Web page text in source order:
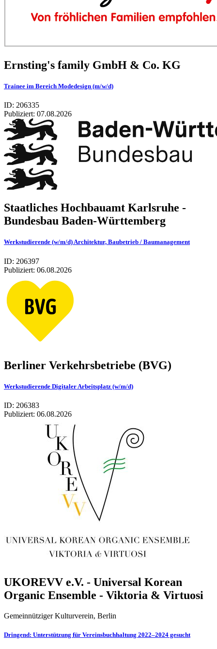
Ernsting's family GmbH & Co. KG
Trainee im Bereich Modedesign (m/w/d)
ID: 206335
Publiziert: 07.08.2026
Staatliches Hochbauamt Karlsruhe -
Bundesbau Baden-Württemberg
Werkstudierende (w/m/d) Architektur, Baubetrieb / Baumanagement
ID: 206397
Publiziert: 06.08.2026
Berliner Verkehrsbetriebe (BVG)
Werkstudierende Digitaler Arbeitsplatz (w/m/d)
ID: 206383
Publiziert: 06.08.2026
UKOREVV e.V. - Universal Korean
Organic Ensemble - Viktoria & Virtuosi
Gemeinnütziger Kulturverein, Berlin
Dringend: Unterstützung für Vereinsbuchhaltung 2022–2024 gesucht